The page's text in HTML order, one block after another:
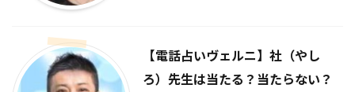
【電話占いヴェルニ】社（やし
ろ）先生は当たる？当たらない？